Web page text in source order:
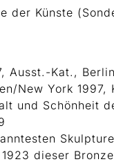
der Künste
Ausst.-Kat.,
New York 1997,
und Schönheit
dieser